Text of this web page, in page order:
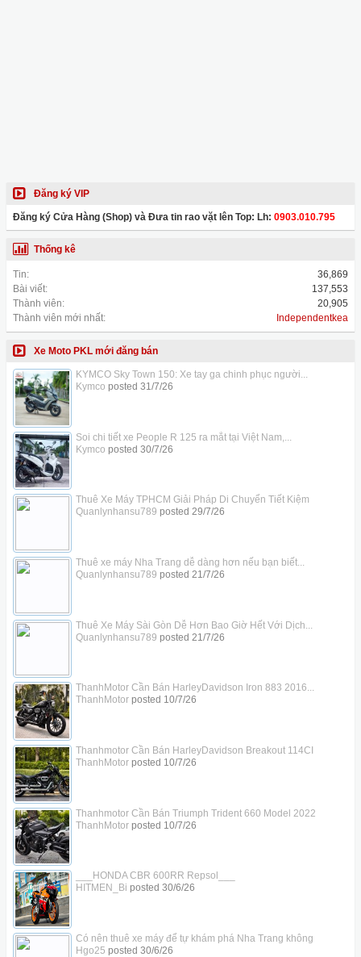
Đăng ký VIP
Đăng ký Cửa Hàng (Shop) và Đưa tin rao vặt lên Top: Lh: 0903.010.795
Thống kê
Tin:
36,869
Bài viết:
137,553
Thành viên:
20,905
Thành viên mới nhất:
Independentkea
Xe Moto PKL mới đăng bán
KYMCO Sky Town 150: Xe tay ga chinh phục người...
Kymco posted 31/7/26
Soi chi tiết xe People R 125 ra mắt tại Việt Nam,...
Kymco posted 30/7/26
Thuê Xe Máy TPHCM Giải Pháp Di Chuyển Tiết Kiệm
Quanlynhansu789 posted 29/7/26
Thuê xe máy Nha Trang dễ dàng hơn nếu bạn biết...
Quanlynhansu789 posted 21/7/26
Thuê Xe Máy Sài Gòn Dễ Hơn Bao Giờ Hết Với Dịch...
Quanlynhansu789 posted 21/7/26
ThanhMotor Cần Bán HarleyDavidson Iron 883 2016...
ThanhMotorposted 10/7/26
Thanhmotor Cần Bán HarleyDavidson Breakout 114CI
ThanhMotorposted 10/7/26
Thanhmotor Cần Bán Triumph Trident 660 Model 2022
ThanhMotorposted 10/7/26
___HONDA CBR 600RR Repsol___
HITMEN_Bi posted 30/6/26
Có nên thuê xe máy để tự khám phá Nha Trang không
Hgo25 posted 30/6/26